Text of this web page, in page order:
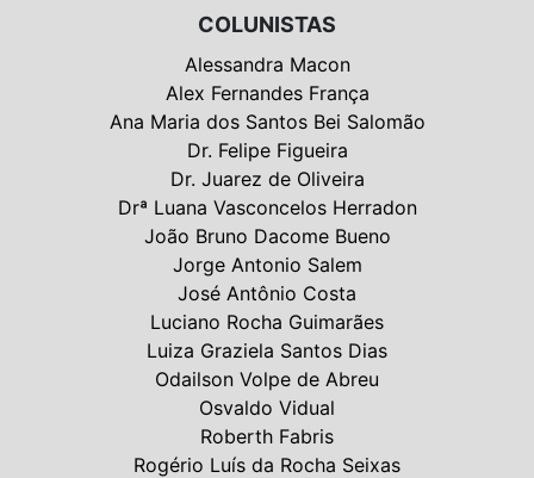
COLUNISTAS
Alessandra Macon
Alex Fernandes França
Ana Maria dos Santos Bei Salomão
Dr. Felipe Figueira
Dr. Juarez de Oliveira
Drª Luana Vasconcelos Herradon
João Bruno Dacome Bueno
Jorge Antonio Salem
José Antônio Costa
Luciano Rocha Guimarães
Luiza Graziela Santos Dias
Odailson Volpe de Abreu
Osvaldo Vidual
Roberth Fabris
Rogério Luís da Rocha Seixas